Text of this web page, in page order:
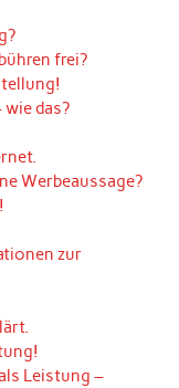
frei?
das?
Werbeaussage?
zur
Leistung –